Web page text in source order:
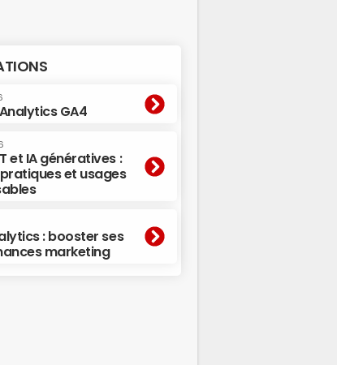
GA4
et IA génératives :
et usages
: booster ses
marketing